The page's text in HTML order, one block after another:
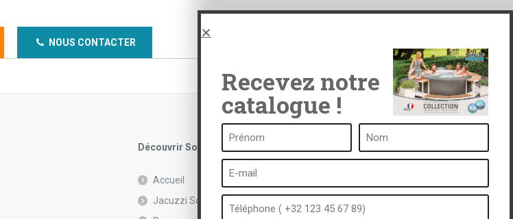
NOUS CONTACTER
Découvrir Softub
Accueil
Jacuzzi Softub
Recevez notre
catalogue !